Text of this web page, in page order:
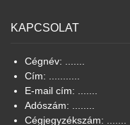
KAPCSOLAT
Cégnév: .......
Cím: ...........
E-mail cím: .......
Adószám: ........
Cégjegyzékszám: .......